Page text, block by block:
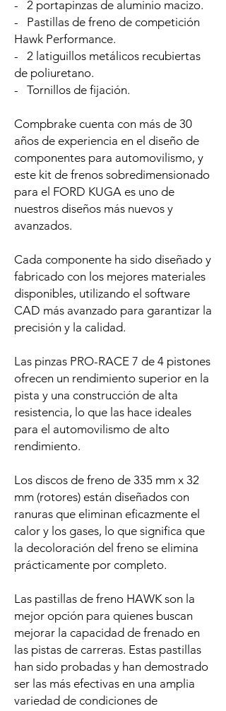
- 2 portapinzas de aluminio macizo.
- Pastillas de freno de competición
Hawk Performance.
- 2 latiguillos metálicos recubiertas
de poliuretano.
- Tornillos de fijación.
Compbrake cuenta con más de 30
años de experiencia en el diseño de
componentes para automovilismo, y
este kit de frenos sobredimensionado
para el FORD KUGA es uno de
nuestros diseños más nuevos y
avanzados.
Cada componente ha sido diseñado y
fabricado con los mejores materiales
disponibles, utilizando el software
CAD más avanzado para garantizar la
precisión y la calidad.
Las pinzas PRO-RACE 7 de 4 pistones
ofrecen un rendimiento superior en la
pista y una construcción de alta
resistencia, lo que las hace ideales
para el automovilismo de alto
rendimiento.
Los discos de freno de 335 mm x 32
mm (rotores) están diseñados con
ranuras que eliminan eficazmente el
calor y los gases, lo que significa que
la decoloración del freno se elimina
prácticamente por completo.
Las pastillas de freno HAWK son la
mejor opción para quienes buscan
mejorar la capacidad de frenado en
las pistas de carreras. Estas pastillas
han sido probadas y han demostrado
ser las más efectivas en una amplia
variedad de condiciones de